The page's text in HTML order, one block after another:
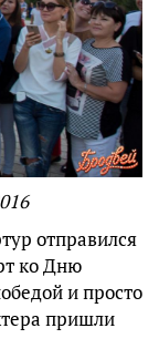
отправился
ко Дню
и просто
пришли